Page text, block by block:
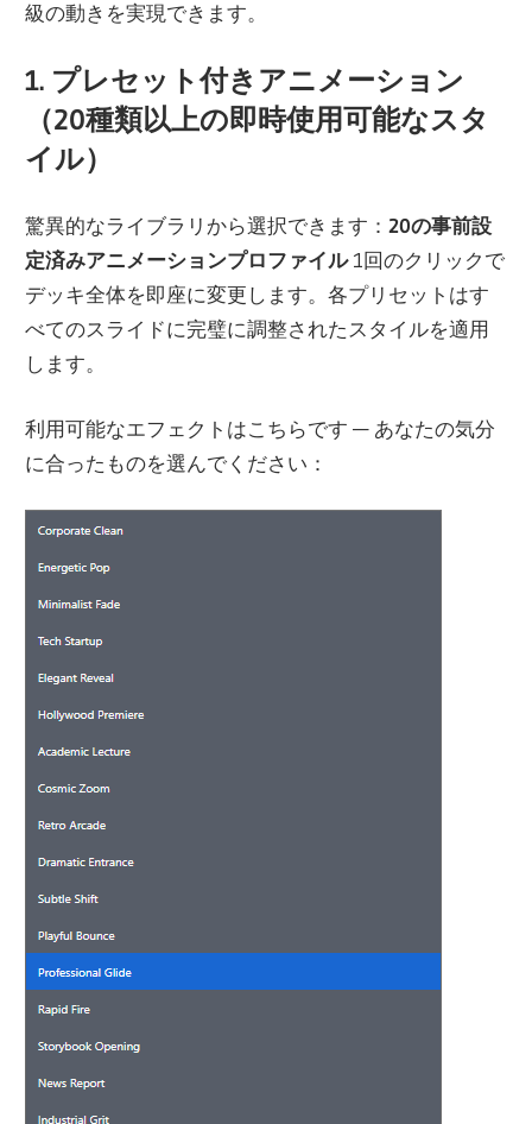
級の動きを実現できます。
1. プレセット付きアニメーション
（20種類以上の即時使用可能なスタ
イル）
驚異的なライブラリから選択できます：20の事前設
定済みアニメーションプロファイル1回のクリックで
デッキ全体を即座に変更します。各プリセットはす
べてのスライドに完璧に調整されたスタイルを適用
します。
利用可能なエフェクトはこちらです — あなたの気分
に合ったものを選んでください：